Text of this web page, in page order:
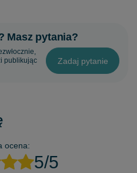
Masz pytania?
publikując
Zadaj pytanie
ocena:
5/5